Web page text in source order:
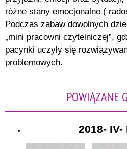
różne stany emocjonalne (
Podczas zabaw dowolnych
„mini pracowni czytelniczej”,
pacynki uczyły się
problemowych.
POWIĄZANE
2018-